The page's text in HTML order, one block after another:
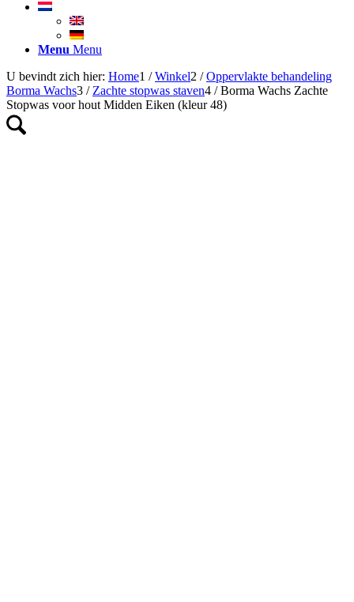
Menu Menu
U bevindt zich hier: Home1 / Winkel2 / Oppervlakte behandeling
Borma Wachs3 / Zachte stopwas staven4 / Borma Wachs Zachte
Stopwas voor hout Midden Eiken (kleur 48)